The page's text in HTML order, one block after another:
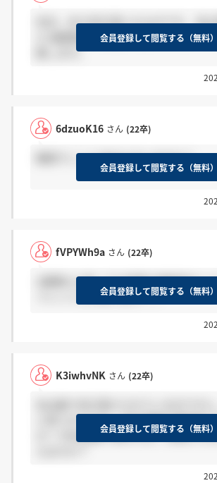
先日、内々定を頂いたものです。 私
ど2週間後にお電話で頂きました。 参
致します。
会員登録して閲覧する（無料）
6dzuoK16 さん (22卒)
関西でここに決めた方いますか？
会員登録して閲覧する（無料）
fVPYWh9a さん (22卒)
2週間以上経っても結果の連絡来ない
イレントとかあります？？
会員登録して閲覧する（無料）
K3iwhvNK さん (22卒)
と思うのですが、作文試験の通過率ど
か？ 作文試験で落ちた方、合格した
会員登録して閲覧する（無料）